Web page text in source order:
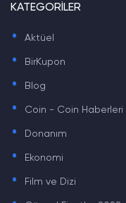
KATEGORİLER
. Aktüel
. BirKupon
. Blog
. Coin - Coin Haberleri
. Donanım
. Ekonomi
. Film ve Dizi
.